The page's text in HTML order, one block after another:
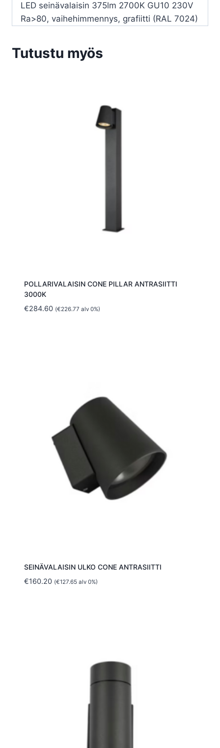
LED seinävalaisin 375lm 2700K GU10 230V
Ra>80, vaihehimmennys, grafiitti (RAL 7024)
Tutustu myös
POLLARIVALAISIN CONE PILLAR ANTRASIITTI
3000K
€284.60 (€226.77 alv 0%)
SEINÄVALAISIN ULKO CONE ANTRASIITTI
€160.20 (€127.65alv 0%)